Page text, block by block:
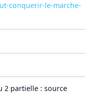
conquerir-le-marche-
2 partielle : source